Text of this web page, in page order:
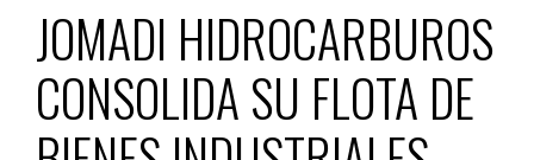
JOMADI HIDROCARBUROS
CONSOLIDA SU FLOTA DE